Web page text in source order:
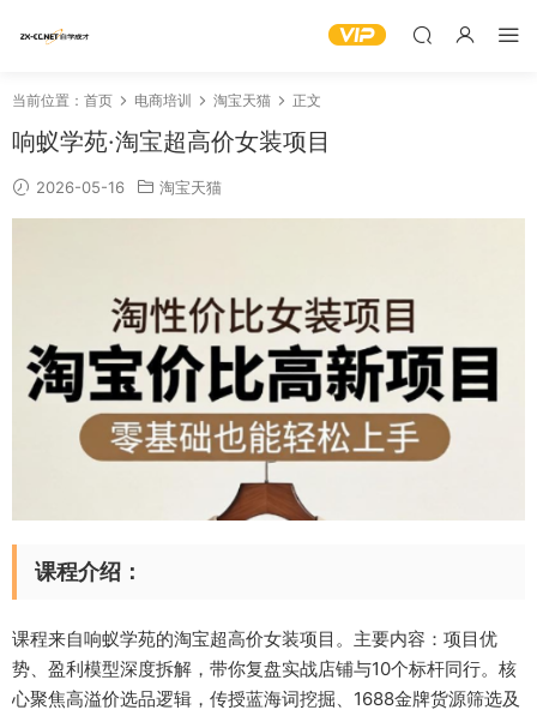
当前位置： 首页 电商培训 淘宝天猫 正文
响蚁学苑·淘宝超高价女装项目
2026-05-16 淘宝天猫
课程介绍：
课程来自响蚁学苑的淘宝超高价女装项目。主要内容：项目优
势、盈利模型深度拆解，带你复盘实战店铺与10个标杆同行。核
心聚焦高溢价选品逻辑，传授蓝海词挖掘、1688金牌货源筛选及